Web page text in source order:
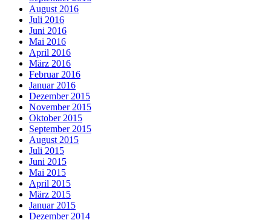
August 2016
Juli 2016
Juni 2016
Mai 2016
April 2016
März 2016
Februar 2016
Januar 2016
Dezember 2015
November 2015
Oktober 2015
September 2015
August 2015
Juli 2015
Juni 2015
Mai 2015
April 2015
März 2015
Januar 2015
Dezember 2014